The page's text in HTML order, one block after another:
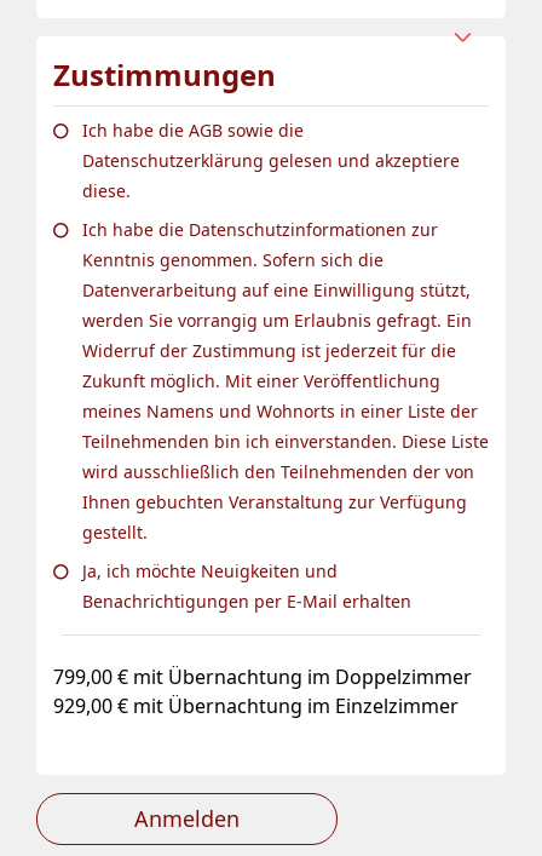
Zustimmungen
Ich habe die AGB sowie die
Datenschutzerklärung gelesen und akzeptiere
diese.
Ich habe die Datenschutzinformationen zur
Kenntnis genommen. Sofern sich die
Datenverarbeitung auf eine Einwilligung stützt,
werden Sie vorrangig um Erlaubnis gefragt. Ein
Widerruf der Zustimmung ist jederzeit für die
Zukunft möglich. Mit einer Veröffentlichung
meines Namens und Wohnorts in einer Liste der
Teilnehmenden bin ich einverstanden. Diese Liste
wird ausschließlich den Teilnehmenden der von
Ihnen gebuchten Veranstaltung zur Verfügung
gestellt.
Ja, ich möchte Neuigkeiten und
Benachrichtigungen per E-Mail erhalten
799,00 € mit Übernachtung im Doppelzimmer
929,00 € mit Übernachtung im Einzelzimmer
Anmelden